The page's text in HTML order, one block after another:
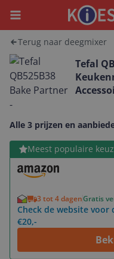
Menu
Terug naar deegmixer
Tefal
Alle 3 prijzen en
Meest populaire
3 tot 4 dagenGratis
Check de website
€20,-
Bekijk product